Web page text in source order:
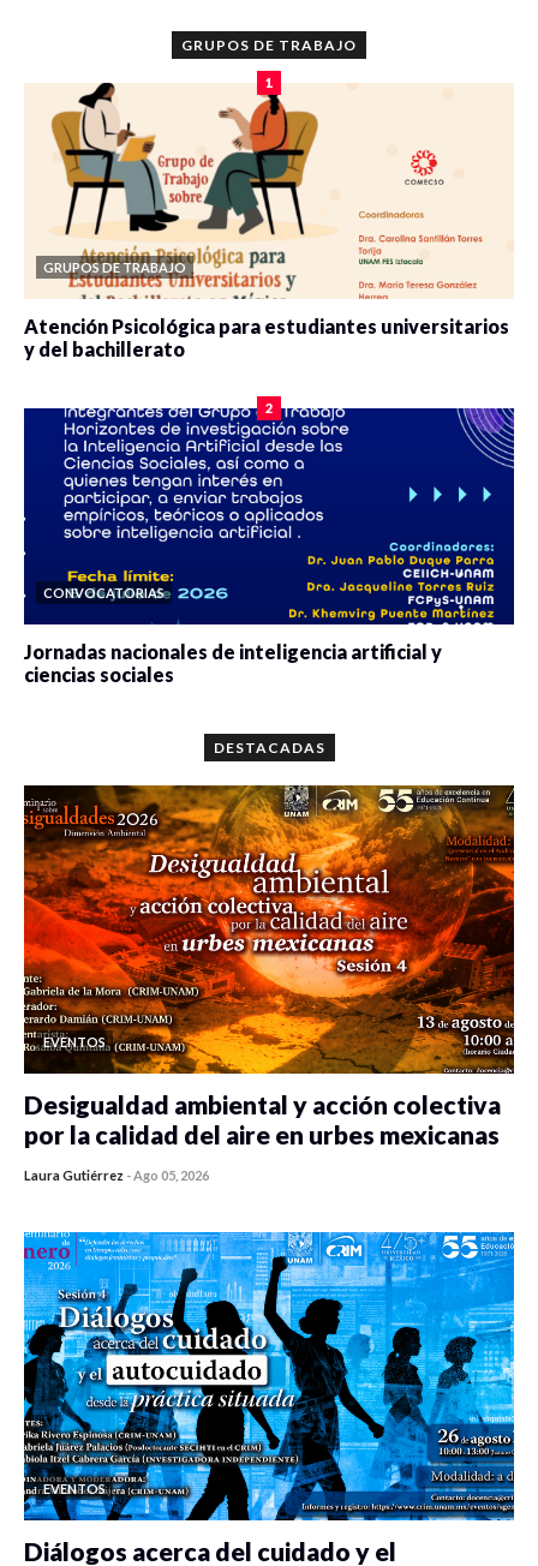
GRUPOS DE TRABAJO
1
GRUPOS DE TRABAJO
Atención Psicológica para estudiantes universitarios
y del bachillerato
2
CONVOCATORIAS
Jornadas nacionales de inteligencia artificial y
ciencias sociales
DESTACADAS
EVENTOS
Desigualdad ambiental y acción colectiva
por la calidad del aire en urbes mexicanas
Laura Gutiérrez -Ago 05, 2026
EVENTOS
Diálogos acerca del cuidado y el